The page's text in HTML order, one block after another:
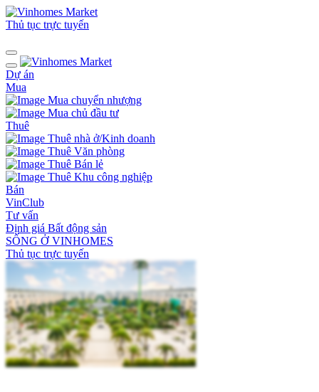
Thủ tục trực tuyến
Dự án
Mua
Mua chuyển nhượng
Mua chủ đầu tư
Thuê
Thuê nhà ở/Kinh doanh
Thuê Văn phòng
Thuê Bán lẻ
Thuê Khu công nghiệp
Bán
VinClub
Tư vấn
Định giá Bất động sản
SỐNG Ở VINHOMES
Thủ tục trực tuyến